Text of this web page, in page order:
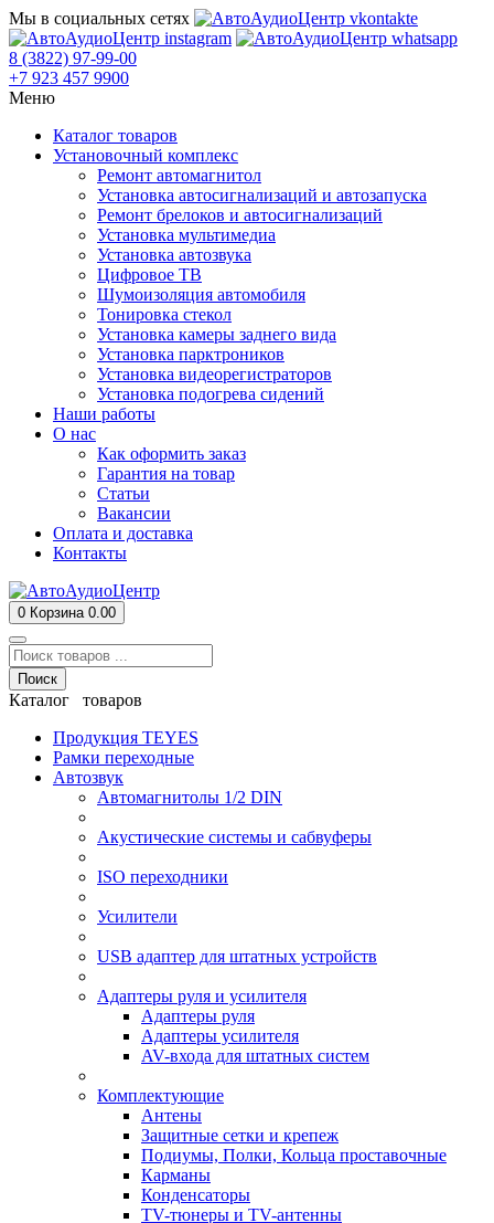
Мы в социальных сетях
8 (3822) 97-99-00
+7 923 457 9900
Меню
Каталог товаров
Установочный комплекс
Ремонт автомагнитол
Установка автосигнализаций и автозапуска
Ремонт брелоков и автосигнализаций
Установка мультимедиа
Установка автозвука
Цифровое ТВ
Шумоизоляция автомобиля
Тонировка стекол
Установка камеры заднего вида
Установка парктроников
Установка видеорегистраторов
Установка подогрева сидений
Наши работы
О нас
Как оформить заказ
Гарантия на товар
Статьи
Вакансии
Оплата и доставка
Контакты
0 Корзина 0.00
Поиск
Каталог товаров
Продукция TEYES
Рамки переходные
Автозвук
Автомагнитолы 1/2 DIN
Акустические системы и сабвуферы
ISO переходники
Усилители
USB адаптер для штатных устройств
Адаптеры руля и усилителя
Адаптеры руля
Адаптеры усилителя
AV-входа для штатных систем
Комплектующие
Антены
Защитные сетки и крепеж
Подиумы, Полки, Кольца проставочные
Карманы
Конденсаторы
TV-тюнеры и TV-антенны